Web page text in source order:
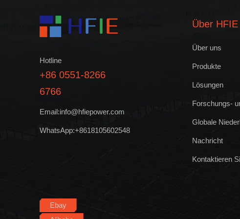
Hotline
+86 0551-8266
6766
Email:info@hfiepower.com
WhatsApp:+8618105602548
Ebay
Über HFIE
Über uns
Produkte
Lösungen
Forschungs-
Globale
Nachricht
Kontaktieren